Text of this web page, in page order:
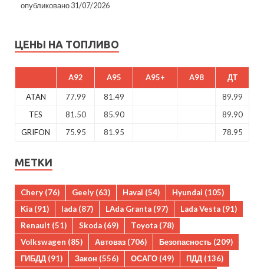
опубликовано 31/07/2026
ЦЕНЫ НА ТОПЛИВО
A92 A95 A95+ A98 ДТ
ATAN 77.99 81.49
89.99
TES
81.50 85.90
89.90
GRIFON
75.95 81.95 78.95
МЕТКИ
Chery (76) Geely (63) Haval (54) Hyundai (105)
Kia (91) lada (87) LAda Granta (97) Lada Vesta (91)
Renault (51) Skoda (69) Toyota (78)
Volkswagen (85) Автоваз (706) Безопасность (209)
ГИБДД (91) Закон (556) ОСАГО (49) ПДД (136)